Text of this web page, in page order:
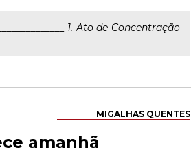
1. Ato de Concentração
MIGALHAS QUENTES
amanhã